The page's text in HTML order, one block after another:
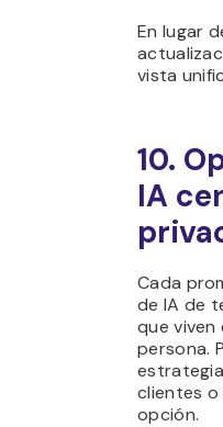
En lugar
vista
10.
IA
Cada
de IA de
que
persona.
clientes o
opción.